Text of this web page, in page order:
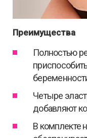
Преимущества
Полностью
Четыре
добавляют
В комплекте